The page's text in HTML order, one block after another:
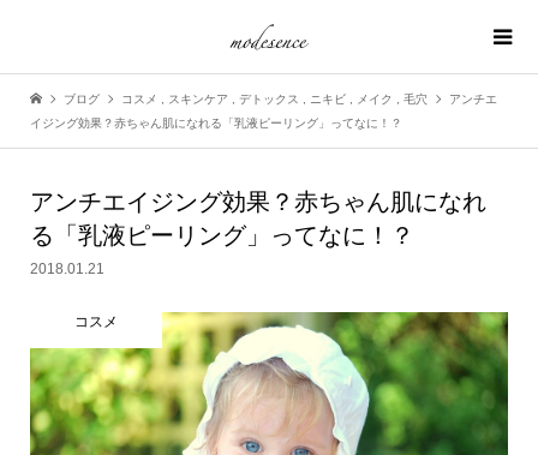
ブログ コスメ スキンケア デトックス ニキビ メイク 毛穴
アンチエ
イジング効果？赤ちゃん肌になれる「乳液ピーリング」ってなに！？
アンチエイジング効果？赤ちゃん肌になれ
る「乳液ピーリング」ってなに！？
2018.01.21
コスメ